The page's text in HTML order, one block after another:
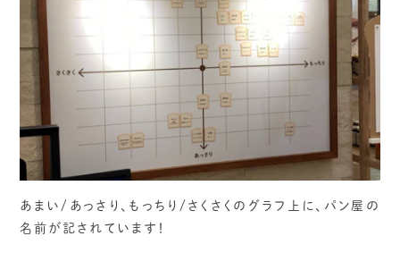
あまい/あっさり、もっちり/さくさくのグラフ上に、パン屋の
名前が記されています！